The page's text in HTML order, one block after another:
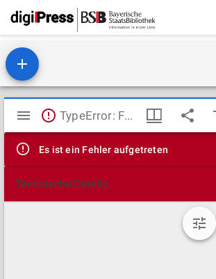
Mirador
Viewer
TypeError: Failed to fetch
Es ist ein Fehler aufgetreten
Technische Details